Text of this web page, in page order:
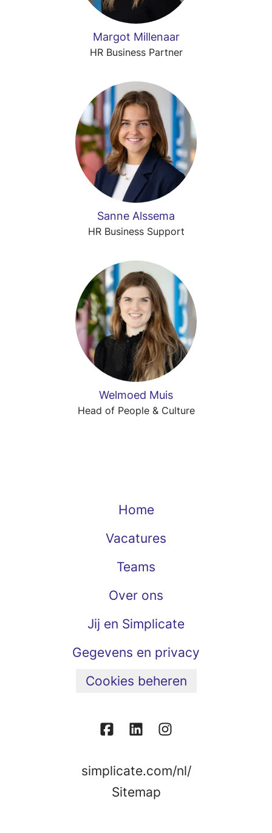
Margot Millenaar
HR Business Partner
Sanne Alssema
HR Business Support
Welmoed Muis
Head of People & Culture
Home
Vacatures
Teams
Over ons
Jij en Simplicate
Gegevens en privacy
Cookies beheren
simplicate.com/nl/
Sitemap